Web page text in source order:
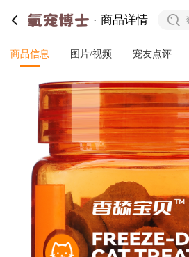
商品详情
商品信息 图片/视频 宠友点评